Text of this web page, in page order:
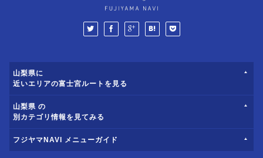
山梨県に
近いエリアの富士宮ルートを見る
山梨県 の
別カテゴリ情報を見てみる
フジヤマNAVI メニューガイド